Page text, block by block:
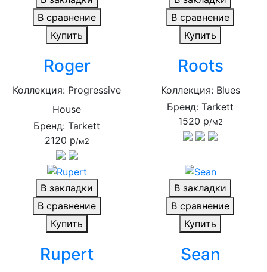
В сравнение
Купить
Roger
Коллекция: Progressive
House
Бренд: Tarkett
2120 р/м2
В сравнение
Купить
Roots
Коллекция: Blues
Бренд: Tarkett
1520 р/м2
В закладки
В сравнение
Купить
Rupert
В закладки
В сравнение
Купить
Sean